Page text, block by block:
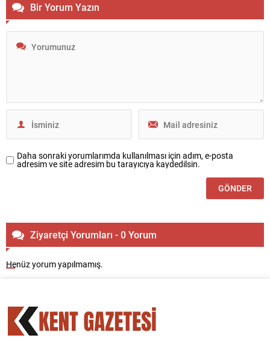
Bir Yorum Yazın
Daha sonraki yorumlarımda kullanılması için adım, e-posta
adresim ve site adresim bu tarayıcıya kaydedilsin.
Ziyaretçi Yorumları - 0 Yorum
Henüz yorum yapılmamış.